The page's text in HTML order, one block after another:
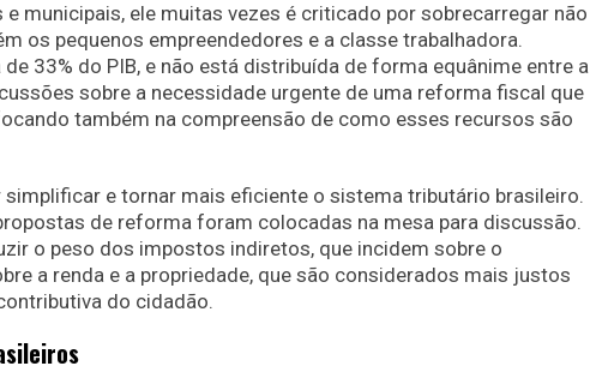
municipais, ele muitas vezes é criticado por sobrecarregar não
os pequenos empreendedores e a classe trabalhadora.
33% do PIB, e não está distribuída de forma equânime entre a
sobre a necessidade urgente de uma reforma fiscal que
também na compreensão de como esses recursos são
e tornar mais eficiente o sistema tributário brasileiro.
de reforma foram colocadas na mesa para discussão.
o peso dos impostos indiretos, que incidem sobre o
a renda e a propriedade, que são considerados mais justos
do cidadão.